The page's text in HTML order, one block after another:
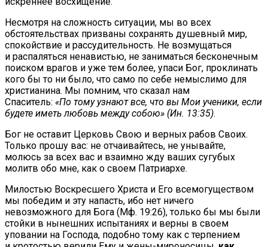
Несмотря на сложность ситуации, мы во всех
обстоятельствах призваны сохранять душевный мир,
спокойствие и рассудительность. Не возмущаться
и распаляться ненавистью, не заниматься бесконечным
поиском врагов и уже тем более, упаси Бог, проклинать
кого бы то ни было, что само по себе немыслимо для
христианина. Мы помним, что сказал нам
Спаситель: «По тому узнают все, что вы Мои ученики, если
будете иметь любовь между собою» (Ин. 13:35).
Бог не оставит Церковь Свою и верных рабов Своих.
Только прошу вас: не отчаивайтесь, не унывайте,
молюсь за всех вас и взаимно жду ваших сугубых
молитв обо мне, как о своем Патриархе.
Милостью Воскресшего Христа и Его всемогуществом
мы победим и эту напасть, ибо нет ничего
невозможного для Бога (Мф. 19:26), только бы мы были
стойки в нынешних испытаниях и верны в своем
уповании на Господа, подобно тому как с терпением